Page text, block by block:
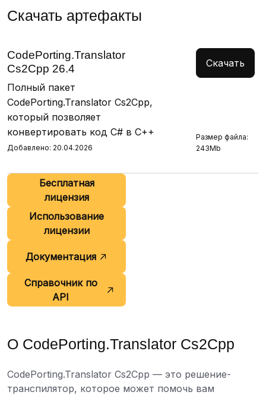
Скачать артефакты
CodePorting.Translator
Cs2Cpp 26.4
Полный пакет
CodePorting.Translator Cs2Cpp,
который позволяет
конвертировать код C# в C++
Добавлено: 20.04.2026
Скачать
Размер файла:
243Mb
Бесплатная
лицензия
Использование
лицензии
Документация
Справочник по
API
О CodePorting.Translator Cs2Cpp
CodePorting.Translator Cs2Cpp — это решение-
транспилятор, которое может помочь вам